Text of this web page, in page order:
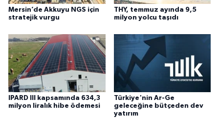
Mersin’de Akkuyu NGS için
stratejik vurgu
THY, temmuz ayında 9,5
milyon yolcu taşıdı
IPARD III kapsamında 634,3
milyon liralık hibe ödemesi
Türkiye'nin Ar-Ge
geleceğine bütçeden dev
yatırım